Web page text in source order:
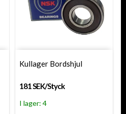
Kullager Bordshjul
181 SEK/Styck
I lager: 4